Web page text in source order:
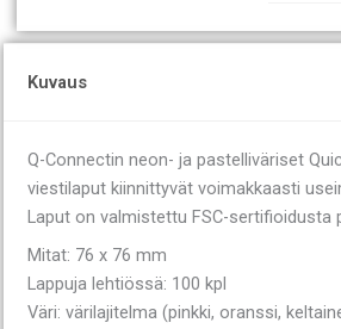
Kuvaus
Q-Connectin neon- ja pastelliväriset
viestilaput kiinnittyvät voimakkaasti
Laput on valmistettu FSC-sertifioidusta
Mitat: 76 x 76 mm
Lappuja lehtiössä: 100 kpl
Väri: värilajitelma (pinkki, oranssi,